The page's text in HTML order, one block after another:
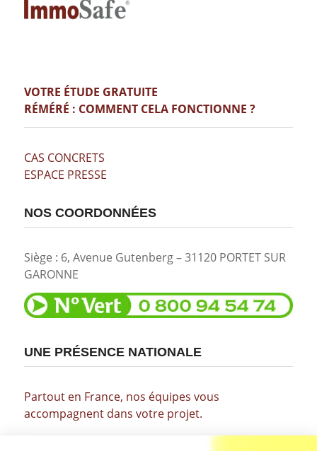
VOTRE ÉTUDE GRATUITE
RÉMÉRÉ : COMMENT CELA FONCTIONNE ?
CAS CONCRETS
ESPACE PRESSE
NOS COORDONNÉES
Siège : 6, Avenue Gutenberg – 31120 PORTET SUR
GARONNE
UNE PRÉSENCE NATIONALE
Partout en France, nos équipes vous
accompagnent dans votre projet.